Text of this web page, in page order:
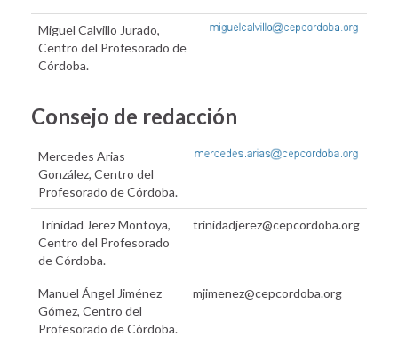
Miguel Calvillo Jurado,
Centro del Profesorado de
Córdoba.
Consejo de redacción
Mercedes Arias
González, Centro del
Profesorado de Córdoba.
Trinidad Jerez Montoya,
Centro del Profesorado
de Córdoba.
trinidadjerez@cepcordoba.org
Manuel Ángel Jiménez
Gómez, Centro del
Profesorado de Córdoba.
mjimenez@cepcordoba.org